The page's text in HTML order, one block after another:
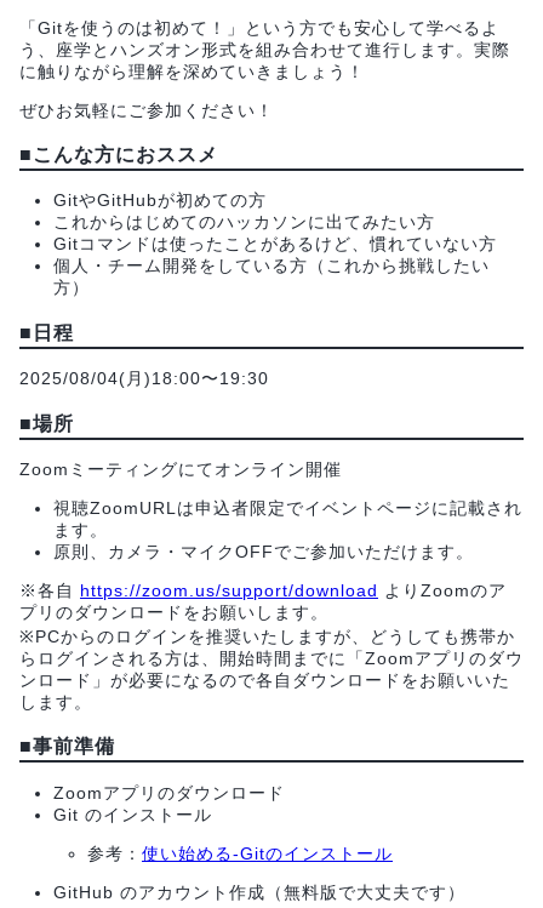
「Gitを使うのは初めて！」という方でも安心して学べるよ
う、座学とハンズオン形式を組み合わせて進行します。実際
に触りながら理解を深めていきましょう！
ぜひお気軽にご参加ください！
■こんな方におススメ
GitやGitHubが初めての方
これからはじめてのハッカソンに出てみたい方
Gitコマンドは使ったことがあるけど、慣れていない方
個人・チーム開発をしている方（これから挑戦したい
方）
■日程
2025/08/04(月)18:00〜19:30
■場所
Zoomミーティングにてオンライン開催
視聴ZoomURLは申込者限定でイベントページに記載され
ます。
原則、カメラ・マイクOFFでご参加いただけます。
※各自 https://zoom.us/support/download よりZoomのア
プリのダウンロードをお願いします。
※PCからのログインを推奨いたしますが、どうしても携帯か
らログインされる方は、開始時間までに「Zoomアプリのダウ
ンロード」が必要になるので各自ダウンロードをお願いいた
します。
■事前準備
Zoomアプリのダウンロード
Git のインストール
参考： 使い始める-Gitのインストール
GitHub のアカウント作成（無料版で大丈夫です）